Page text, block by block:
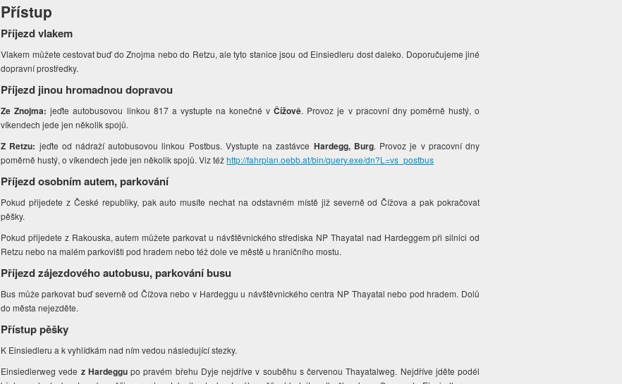
Přístup
Příjezd vlakem
Vlakem můžete cestovat buď do Znojma nebo do Retzu, ale tyto stanice jsou od Einsiedleru dost daleko. Doporučujeme jiné
dopravní prostředky.
Příjezd jinou hromadnou dopravou
Ze Znojma:jeďte autobusovou linkou 817 a vystupte na konečné vČížově. Provoz je v pracovní dny poměrně hustý, o
víkendech jede jen několik spojů.
Z Retzu: jeďte od nádraží autobusovou linkou Postbus. Vystupte na zastávce Hardegg, Burg. Provoz je v pracovní dny
poměrně hustý, o víkendech jede jen několik spojů. Viz téžhttp://fahrplan.oebb.at/bin/query.exe/dn?L=vs_postbus
Příjezd osobním autem, parkování
Pokud přijedete z České republiky, pak auto musíte nechat na odstavném místě již severně od Čížova a pak pokračovat
pěšky.
Pokud přijedete z Rakouska, autem můžete parkovat u návštěvnického střediska NP Thayatal nad Hardeggem při silnici od
Retzu nebo na malém parkovišti pod hradem nebo též dole ve městě u hraničního mostu.
Příjezd zájezdového autobusu, parkování busu
Bus může parkovat buď severně od Čížova nebo v Hardeggu u návštěvnického centra NP Thayatal nebo pod hradem. Dolů
do města nejezděte.
Přístup pěšky
K Einsiedleru a k vyhlídkám nad ním vedou následující stezky.
Einsiedlerweg vede z Hardeggupo pravém břehu Dyje nejdříve v souběhu s červenou Thayatalweg. Nejdříve jděte podél